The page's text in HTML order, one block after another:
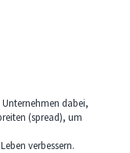
dabei,
(spread), um
verbessern.